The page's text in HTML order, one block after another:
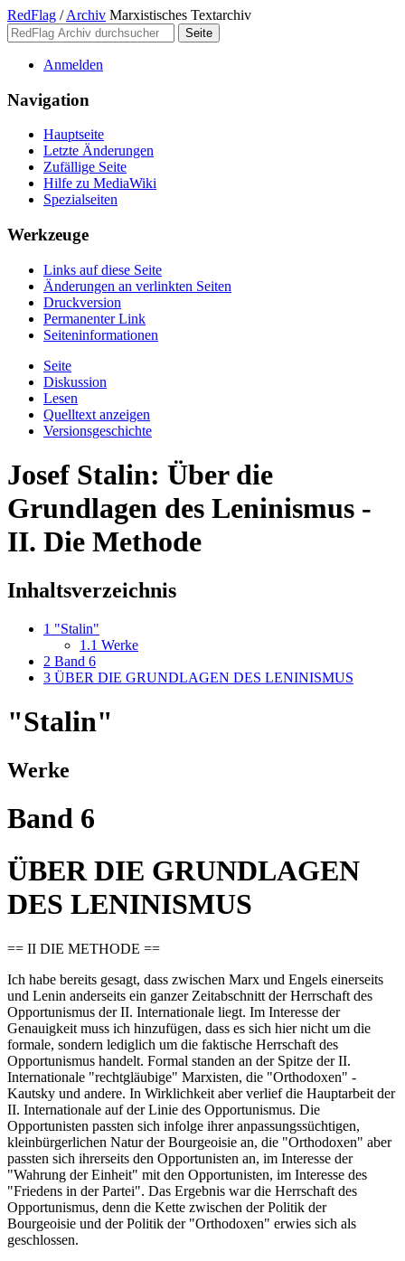
RedFlag / Archiv Marxistisches Textarchiv
Anmelden
Navigation
Hauptseite
Letzte Änderungen
Zufällige Seite
Hilfe zu MediaWiki
Spezialseiten
Werkzeuge
Links auf diese Seite
Änderungen an verlinkten Seiten
Druckversion
Permanenter Link
Seiten­­informationen
Seite
Diskussion
Lesen
Quelltext anzeigen
Versionsgeschichte
Josef Stalin: Über die
Grundlagen des Leninismus -
II. Die Methode
Inhaltsverzeichnis
1 "Stalin"
1.1 Werke
2 Band 6
3 ÜBER DIE GRUNDLAGEN DES LENINISMUS
"Stalin"
Werke
Band 6
ÜBER DIE GRUNDLAGEN
DES LENINISMUS
== II DIE METHODE ==
Ich habe bereits gesagt, dass zwischen Marx und Engels einerseits
und Lenin anderseits ein ganzer Zeitabschnitt der Herrschaft des
Opportunismus der II. Internationale liegt. Im Interesse der
Genauigkeit muss ich hinzufügen, dass es sich hier nicht um die
formale, sondern lediglich um die faktische Herrschaft des
Opportunismus handelt. Formal standen an der Spitze der II.
Internationale "rechtgläubige" Marxisten, die "Orthodoxen" -
Kautsky und andere. In Wirklichkeit aber verlief die Hauptarbeit der
II. Internationale auf der Linie des Opportunismus. Die
Opportunisten passten sich infolge ihrer anpassungssüchtigen,
kleinbürgerlichen Natur der Bourgeoisie an, die "Orthodoxen" aber
passten sich ihrerseits den Opportunisten an, im Interesse der
"Wahrung der Einheit" mit den Opportunisten, im Interesse des
"Friedens in der Partei". Das Ergebnis war die Herrschaft des
Opportunismus, denn die Kette zwischen der Politik der
Bourgeoisie und der Politik der "Orthodoxen" erwies sich als
geschlossen.